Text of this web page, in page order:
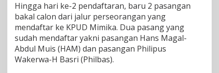
Hingga hari ke-2 pendaftaran, baru 2 pasangan
bakal calon dari jalur perseorangan yang
mendaftar ke KPUD Mimika. Dua pasang yang
sudah mendaftar yakni pasangan Hans Magal-
Abdul Muis (HAM) dan pasangan Philipus
Wakerwa-H Basri (Philbas).